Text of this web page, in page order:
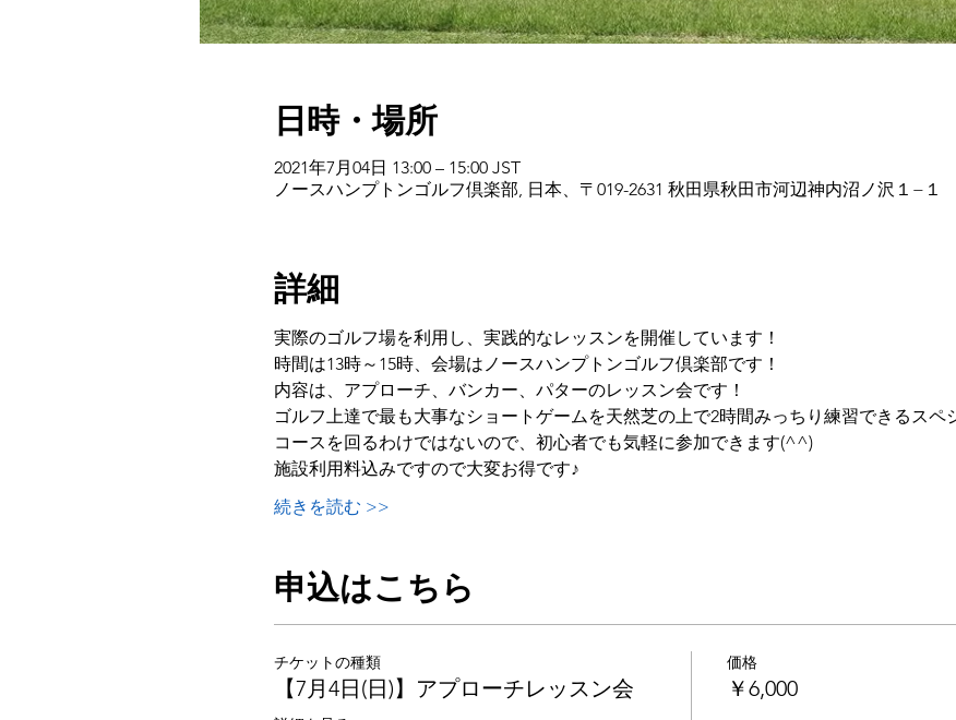
日時・場所
2021年7月04日 13:00 – 15:00 JST
ノースハンプトンゴルフ倶楽部, 日本、〒019-2631 秋田県秋田市河辺神内沼ノ沢１−１
詳細
実際のゴルフ場を利用し、実践的なレッスンを開催しています！
時間は13時～15時、会場はノースハンプトンゴルフ倶楽部です！
内容は、アプローチ、バンカー、パターのレッスン会です！
ゴルフ上達で最も大事なショートゲームを天然芝の上で2時間みっちり練習できるスペ
コースを回るわけではないので、初心者でも気軽に参加できます(^^)
施設利用料込みですので大変お得です♪
続きを読む >>
申込はこちら
チケットの種類
【7月4日(日)】アプローチレッスン会
価格
￥6,000